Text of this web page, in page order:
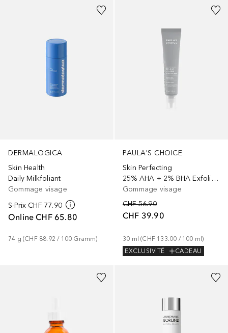
DERMALOGICA
Skin Health
Daily Milkfoliant
Gommage visage
S-Prix CHF 77.90
Online CHF 65.80
74 g (CHF 88.92 / 100 Gramm)
PAULA'S CHOICE
Skin Perfecting
25% AHA + 2% BHA Exfoliant-Peeling
Gommage visage
CHF 56.90
CHF 39.90
30 ml (CHF 133.00 / 100 ml)
EXCLUSIVITÉ
CADEAU